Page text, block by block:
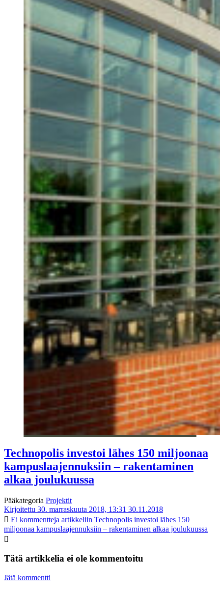
Technopolis investoi lähes 150 miljoonaa
kampuslaajennuksiin – rakentaminen
alkaa joulukuussa
Pääkategoria Projektit
Kirjoitettu 30. marraskuuta 2018, 13:31 30.11.2018
Ei kommentteja artikkeliin Technopolis investoi lähes 150
miljoonaa kampuslaajennuksiin – rakentaminen alkaa joulukuussa
Tätä artikkelia ei ole kommentoitu
Jätä kommentti